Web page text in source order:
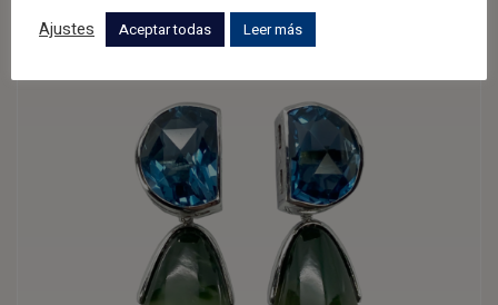
Ajustes
Aceptar todas Leer más